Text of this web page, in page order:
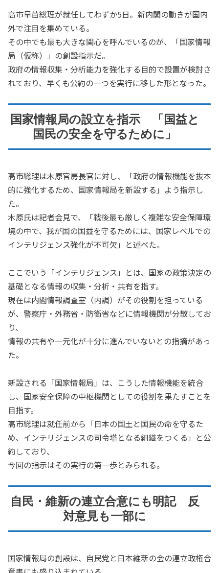
高市早苗総理が就任してわずか5日。新内閣の動きが国内
外で注目を集めている。
その中でも最も大きな関心を呼んでいるのが、「国家情報
局（仮称）」の創設指示だ。
政府の情報収集・分析能力を強化する目的で設置が検討さ
れており、早くも公約の一つを実行に移した形となった。
国家情報局の設立を指示 「国益と
国民の安全を守るために」
高市総理は木原官房長官に対し、「政府の情報機能を抜本
的に強化するため、国家情報局を新設する」よう指示し
た。
木原氏は記者会見で、「戦後最も厳しく複雑な安全保障環
境の中で、我が国の国益を守るためには、国家レベルでの
インテリジェンス強化が不可欠」と述べた。
ここでいう「インテリジェンス」とは、国家の政策決定の
基礎となる情報の収集・分析・共有を指す。
現在は内閣情報調査室（内調）がその役割を担っている
が、警察庁・外務省・防衛省などに情報機関が分散してお
り、
情報の共有や一元化が十分に進んでいないとの指摘があっ
た。
新設される「国家情報局」は、こうした情報機能を統合
し、国家安全保障の中枢機関としての役割を果たすことを
目指す。
高市総理は就任前から「日本の国土と国民の命を守るた
め、インテリジェンスの司令塔となる組織をつくる」と公
約しており、
今回の指示はその実行の第一歩とみられる。
自民・維新の連立合意にも明記 反
対意見も一部に
国家情報局の創設は、自民党と日本維新の会の連立政権合